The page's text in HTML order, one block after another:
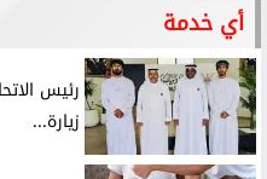
أي خدمة
رئيس
زيارة...